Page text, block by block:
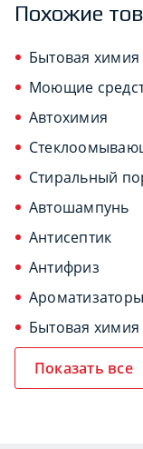
Похожие
Бытовая химия
Моющие
Автохимия
Стиральный
Автошампунь
Антисептик
Антифриз
Бытовая химия
Показать все